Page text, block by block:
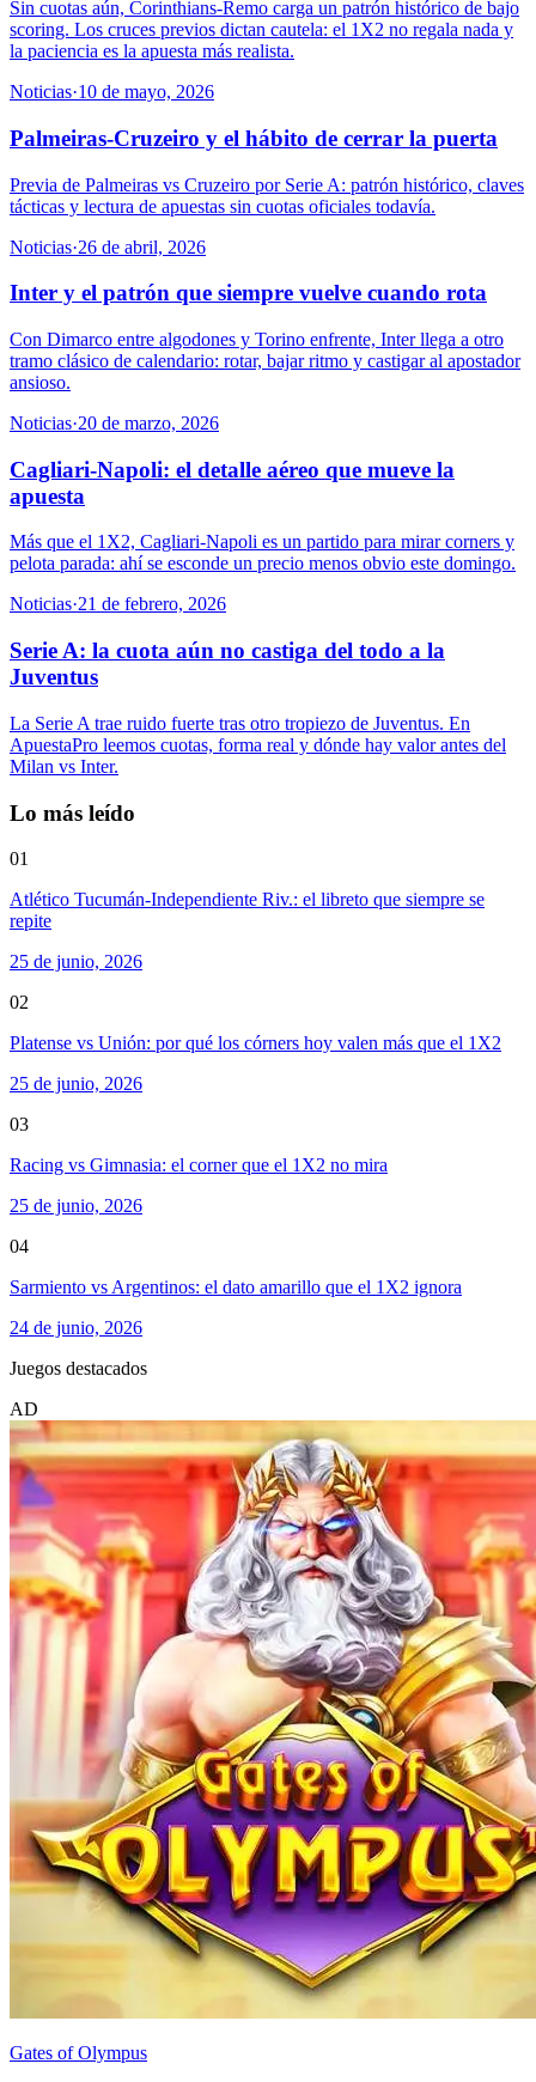
Sin cuotas aún, Corinthians-Remo carga un patrón histórico de bajo
scoring. Los cruces previos dictan cautela: el 1X2 no regala nada y
la paciencia es la apuesta más realista.
Noticias·10 de mayo, 2026
Palmeiras-Cruzeiro y el hábito de cerrar la puerta
Previa de Palmeiras vs Cruzeiro por Serie A: patrón histórico, claves
tácticas y lectura de apuestas sin cuotas oficiales todavía.
Noticias·26 de abril, 2026
Inter y el patrón que siempre vuelve cuando rota
Con Dimarco entre algodones y Torino enfrente, Inter llega a otro
tramo clásico de calendario: rotar, bajar ritmo y castigar al apostador
ansioso.
Noticias·20 de marzo, 2026
Cagliari-Napoli: el detalle aéreo que mueve la
apuesta
Más que el 1X2, Cagliari-Napoli es un partido para mirar corners y
pelota parada: ahí se esconde un precio menos obvio este domingo.
Noticias·21 de febrero, 2026
Serie A: la cuota aún no castiga del todo a la
Juventus
La Serie A trae ruido fuerte tras otro tropiezo de Juventus. En
ApuestaPro leemos cuotas, forma real y dónde hay valor antes del
Milan vs Inter.
Lo más leído
01
Atlético Tucumán-Independiente Riv.: el libreto que siempre se
repite
25 de junio, 2026
02
Platense vs Unión: por qué los córners hoy valen más que el 1X2
25 de junio, 2026
03
Racing vs Gimnasia: el corner que el 1X2 no mira
25 de junio, 2026
04
Sarmiento vs Argentinos: el dato amarillo que el 1X2 ignora
24 de junio, 2026
Juegos destacados
AD
Gates of Olympus